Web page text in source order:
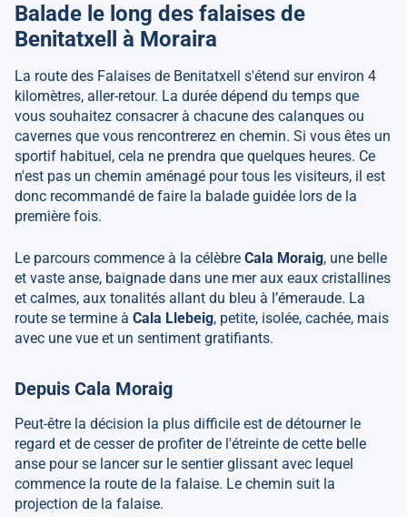
Balade le long des falaises de
Benitatxell à Moraira
La route des Falaises de Benitatxell s'étend sur environ 4
kilomètres, aller-retour. La durée dépend du temps que
vous souhaitez consacrer à chacune des calanques ou
cavernes que vous rencontrerez en chemin. Si vous êtes un
sportif habituel, cela ne prendra que quelques heures. Ce
n'est pas un chemin aménagé pour tous les visiteurs, il est
donc recommandé de faire la balade guidée lors de la
première fois.
Le parcours commence à la célèbre Cala Moraig, une belle
et vaste anse, baignade dans une mer aux eaux cristallines
et calmes, aux tonalités allant du bleu à l’émeraude. La
route se termine à Cala Llebeig, petite, isolée, cachée, mais
avec une vue et un sentiment gratifiants.
Depuis Cala Moraig
Peut-être la décision la plus difficile est de détourner le
regard et de cesser de profiter de l'étreinte de cette belle
anse pour se lancer sur le sentier glissant avec lequel
commence la route de la falaise. Le chemin suit la
projection de la falaise.